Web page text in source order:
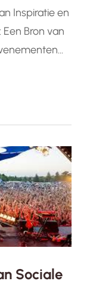
Inspiratie en
Bron van
en
een
Sociale